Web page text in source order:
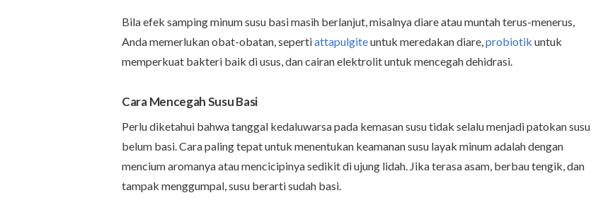
Bila efek samping minum susu basi masih berlanjut, misalnya diare atau muntah terus-menerus,
Anda memerlukan obat-obatan, sepertiattapulgiteuntuk meredakan diare,probiotik untuk
memperkuat bakteri baik di usus, dan cairan elektrolit untuk mencegah dehidrasi.
Cara Mencegah Susu Basi
Perlu diketahui bahwa tanggal kedaluwarsa pada kemasan susu tidak selalu menjadi patokan susu
belum basi. Cara paling tepat untuk menentukan keamanan susu layak minum adalah dengan
mencium aromanya atau mencicipinya sedikit di ujung lidah. Jika terasa asam, berbau tengik, dan
tampak menggumpal, susu berarti sudah basi.